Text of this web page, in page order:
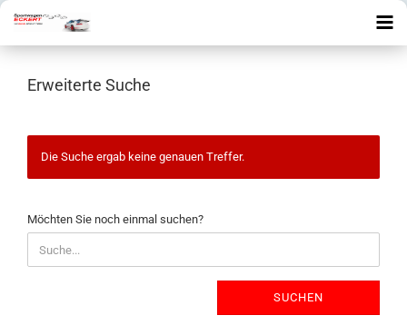
Erweiterte Suche
Die Suche ergab keine genauen Treffer.
MÖCHTEN
SIE
NOCH
EINMAL
Möchten Sie noch einmal suchen?
SUCHEN